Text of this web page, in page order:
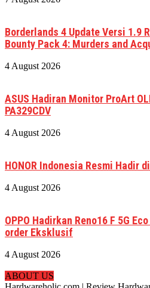
Borderlands 4 Update Versi 1.9
Bounty Pack 4: Murders and
4 August 2026
ASUS Hadiran Monitor ProArt
PA329CDV
4 August 2026
HONOR Indonesia Resmi Hadir
4 August 2026
OPPO Hadirkan Reno16 F 5G
order Eksklusif
4 August 2026
ABOUT US